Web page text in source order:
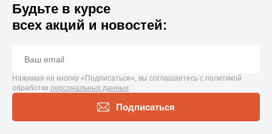
Будьте в курсе
всех акций и новостей:
Нажимая на кнопку «Подписаться», вы соглашаетесь с политикой
обработки персональных данных
Подписаться